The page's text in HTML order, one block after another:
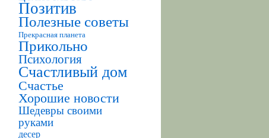
Позитив
Полезные советы
Прекрасная планета
Прикольно
Психология
Счастливый дом
Счастье
Хорошие новости
Шедевры своими
руками
десер